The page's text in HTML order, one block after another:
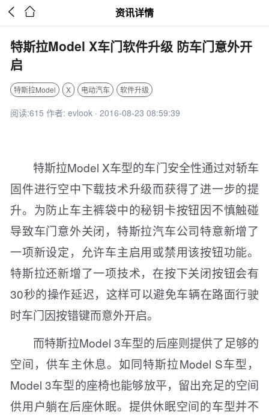
  资讯详情
特斯拉Model X车门软件升级 防车门意外开
启
特斯拉Model X 电动汽车 软件升级
阅读:615 作者: evlook · 2016-08-23 08:59:39
特斯拉Model X车型的车门安全性通过对轿车
固件进行空中下载技术升级而获得了进一步的提
升。为防止车主裤袋中的秘钥卡按钮因不慎触碰
导致车门意外关闭，特斯拉汽车公司特意新增了
一项新设定，允许车主启用或禁用该按钮功能。
特斯拉还新增了一项技术，在按下关闭按钮会有
30秒的操作延迟，这样可以避免车辆在路面行驶
时车门因按错键而意外开启。
而特斯拉Model 3车型的后座则提供了足够的
空间，供车主休息。如同特斯拉Model S车型，
Model 3车型的座椅也能够放平，留出充足的空间
供用户躺在后座休眠。提供休眠空间的车型并不